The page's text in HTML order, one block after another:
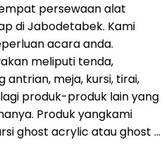
persewaan alat
di Jabodetabek. Kami
acara anda.
meliputi tenda,
meja, kursi, tirai,
produk-produk lain yang
Produk yangkami
ghost acrylic atau ghost …